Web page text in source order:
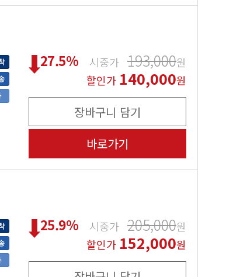
27.5% 시중가 193,000원
할인가 140,000원
장바구니 담기
바로가기
25.9% 시중가 205,000원
할인가 152,000원